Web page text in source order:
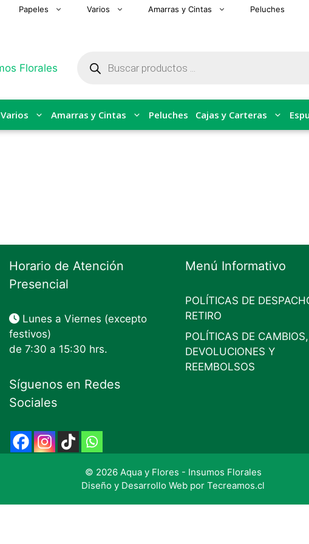
Papeles Varios Amarras y Cintas
Peluches
productos
Varios Amarras y Cintas Peluches Cajas y Carteras
Horario de Atención
Presencial
Lunes a Viernes (excepto
festivos)
de 7:30 a 15:30 hrs.
Síguenos en Redes
Sociales
Menú Informativo
POLÍTICAS DE
RETIRO
POLÍTICAS DE CAMBIOS,
DEVOLUCIONES Y
REEMBOLSOS
© 2026 Aqua y Flores - Insumos Florales
Diseño y Desarrollo Web por Tecreamos.cl